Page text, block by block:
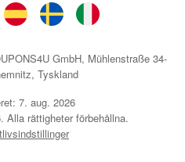
GmbH, Mühlenstraße 34-
Tyskland
7. aug. 2026
Alla rättigheter förbehållna.